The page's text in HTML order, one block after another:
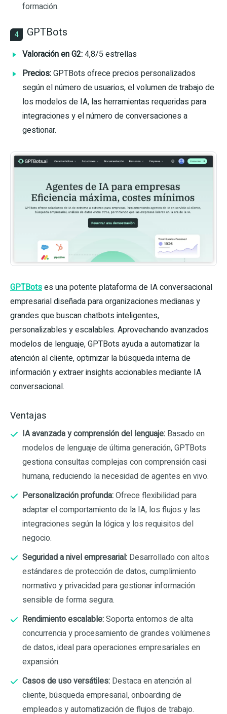
formación.
4 GPTBots
Valoración en G2:4,8/5 estrellas
Precios:GPTBots ofrece precios personalizados
según el número de usuarios, el volumen de trabajo de
los modelos de IA, las herramientas requeridas para
integraciones y el número de conversaciones a
gestionar.
GPTBotses una potente plataforma de IA conversacional
empresarial diseñada para organizaciones medianas y
grandes que buscan chatbots inteligentes,
personalizables y escalables. Aprovechando avanzados
modelos de lenguaje, GPTBots ayuda a automatizar la
atención al cliente, optimizar la búsqueda interna de
información y extraer insights accionables mediante IA
conversacional.
Ventajas
IA avanzada y comprensión del lenguaje: Basado en
modelos de lenguaje de última generación, GPTBots
gestiona consultas complejas con comprensión casi
humana, reduciendo la necesidad de agentes en vivo.
Personalización profunda:Ofrece flexibilidad para
adaptar el comportamiento de la IA, los flujos y las
integraciones según la lógica y los requisitos del
negocio.
Seguridad a nivel empresarial: Desarrollado con altos
estándares de protección de datos, cumplimiento
normativo y privacidad para gestionar información
sensible de forma segura.
Rendimiento escalable:Soporta entornos de alta
concurrencia y procesamiento de grandes volúmenes
de datos, ideal para operaciones empresariales en
expansión.
Casos de uso versátiles: Destaca en atención al
cliente, búsqueda empresarial, onboarding de
empleados y automatización de flujos de trabajo.